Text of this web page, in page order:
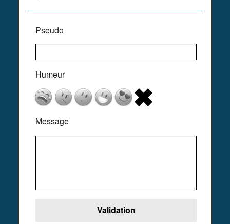
Pseudo
Humeur
Message